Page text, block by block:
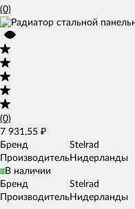
(0)
(0)
7 931,55 ₽
Бренд
Stelrad
ПроизводительНидерланды
В наличии
Бренд
Stelrad
ПроизводительНидерланды